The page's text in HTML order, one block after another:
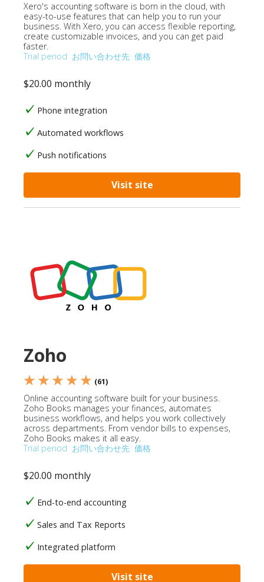
Xero's accounting software is born in the cloud, with
easy-to-use features that can help you to run your
business. With Xero, you can access flexible reporting,
create customizable invoices, and you can get paid
faster.
Trial period お問い合わせ先 価格
$20.00 monthly
Phone integration
Automated workflows
Push notifications
Visit site
Zoho
★ ★ ★ ★ ★ (61)
Online accounting software built for your business.
Zoho Books manages your finances, automates
business workflows, and helps you work collectively
across departments. From vendor bills to expenses,
Zoho Books makes it all easy.
Trial period お問い合わせ先 価格
$20.00 monthly
End-to-end accounting
Sales and Tax Reports
Integrated platform
Visit site